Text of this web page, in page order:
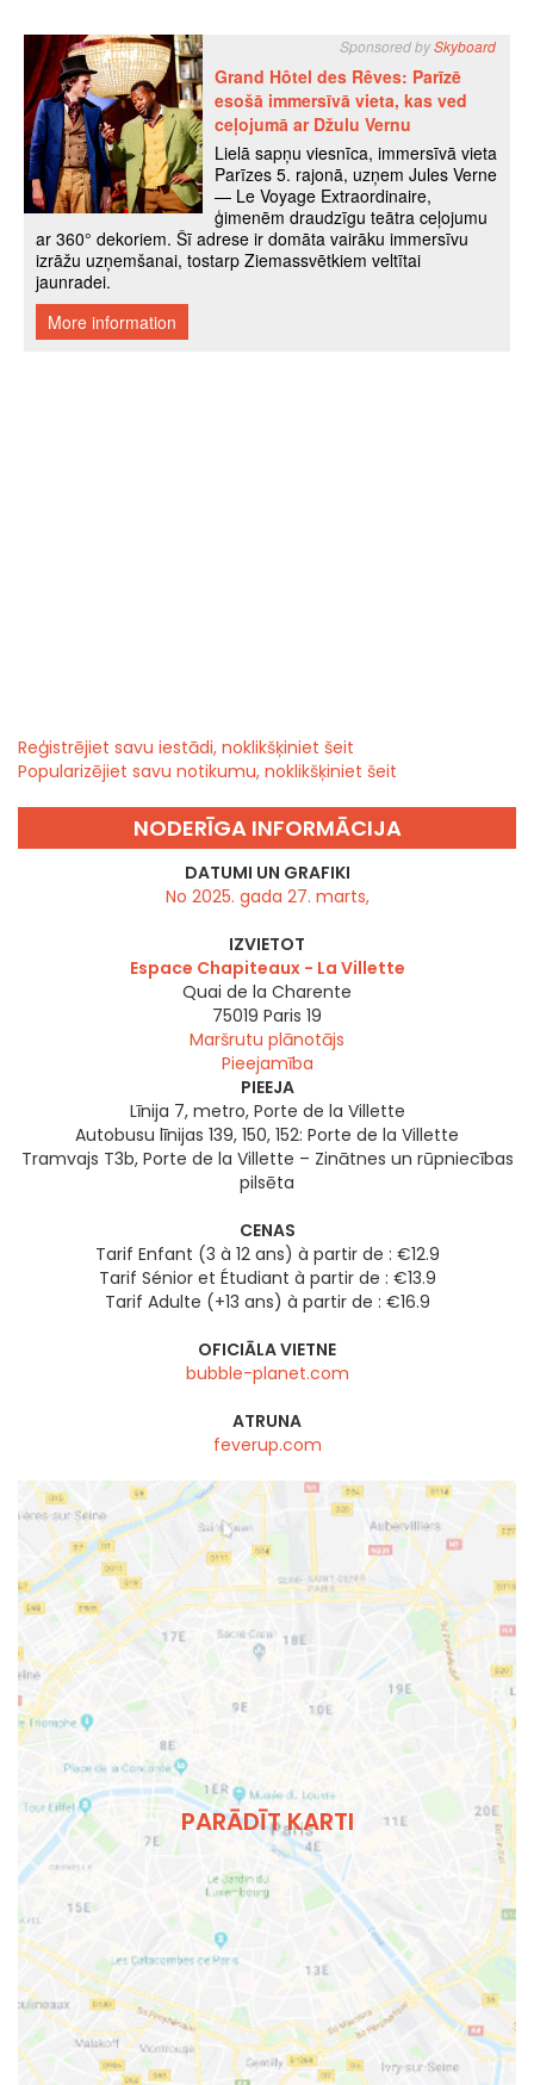
Reģistrējiet savu iestādi, noklikšķiniet šeit
Popularizējiet savu notikumu, noklikšķiniet šeit
NODERĪGA INFORMĀCIJA
DATUMI UN GRAFIKI
No 2025. gada 27. marts,
IZVIETOT
Espace Chapiteaux - La Villette
Quai de la Charente
75019 Paris 19
Maršrutu plānotājs
Pieejamība
PIEEJA
Līnija 7, metro, Porte de la Villette
Autobusu līnijas 139, 150, 152: Porte de la Villette
Tramvajs T3b, Porte de la Villette – Zinātnes un rūpniecības
pilsēta
CENAS
Tarif Enfant (3 à 12 ans) à partir de : €12.9
Tarif Sénior et Étudiant à partir de : €13.9
Tarif Adulte (+13 ans) à partir de : €16.9
OFICIĀLA VIETNE
bubble-planet.com
ATRUNA
feverup.com
PARĀDĪT KARTI